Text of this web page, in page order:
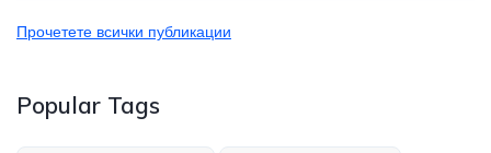
Прочетете всички публикации
Popular Tags